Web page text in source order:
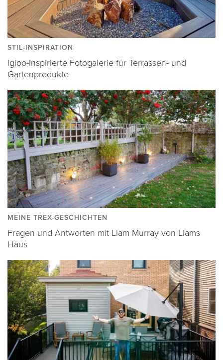
STIL-INSPIRATION
Igloo-inspirierte Fotogalerie für Terrassen- und
Gartenprodukte
MEINE TREX-GESCHICHTEN
Fragen und Antworten mit Liam Murray von Liams
Haus